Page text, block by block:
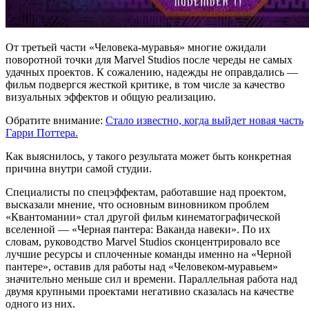
От третьей части «Человека-муравья» многие ожидали
поворотной точки для Marvel Studios после череды не самых
удачных проектов. К сожалению, надежды не оправдались —
фильм подвергся жесткой критике, в том числе за качество
визуальных эффектов и общую реализацию.
Обратите внимание: Стало известно, когда выйдет новая часть
Гарри Поттера.
Как выяснилось, у такого результата может быть конкретная
причина внутри самой студии.
Специалисты по спецэффектам, работавшие над проектом,
высказали мнение, что основным виновником проблем
«Квантомании» стал другой фильм кинематографической
вселенной — «Черная пантера: Ваканда навеки». По их
словам, руководство Marvel Studios сконцентрировало все
лучшие ресурсы и сплоченные команды именно на «Черной
пантере», оставив для работы над «Человеком-муравьем»
значительно меньше сил и времени. Параллельная работа над
двумя крупными проектами негативно сказалась на качестве
одного из них.